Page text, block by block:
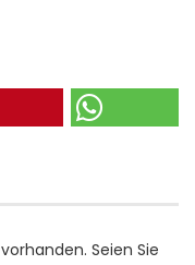
Seien Sie